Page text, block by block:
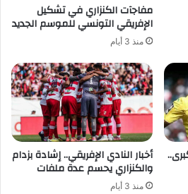
مفاجآت الكنزاري في تشكيل
الإفريقي التونسي للموسم الجديد
منذ 3 أيام
أخبار النادي الإفريقي.. إشادة بزدام
والكنزاري يحسم عدة ملفات
منذ 3 أيام